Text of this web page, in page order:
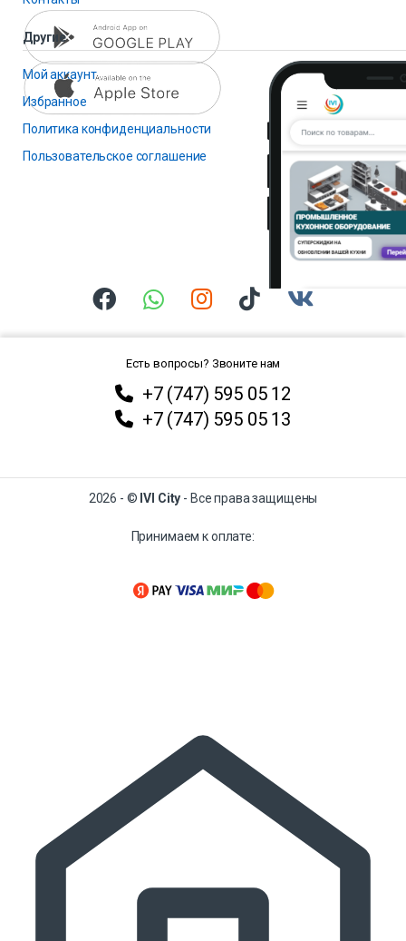
Другие
Мой аккаунт
Избранное
Политика конфиденциальности
Пользовательское соглашение
Есть вопросы? Звоните нам
+7 (747) 595 05 12
+7 (747) 595 05 13
2026 - © IVI City - Все права защищены
Принимаем к оплате: